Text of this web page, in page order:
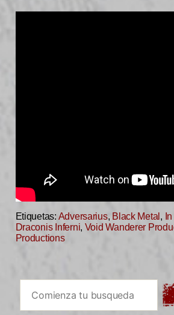
Etiquetas: Adversarius, Black Metal ,
Draconis Inferni, Void Wanderer
Productions